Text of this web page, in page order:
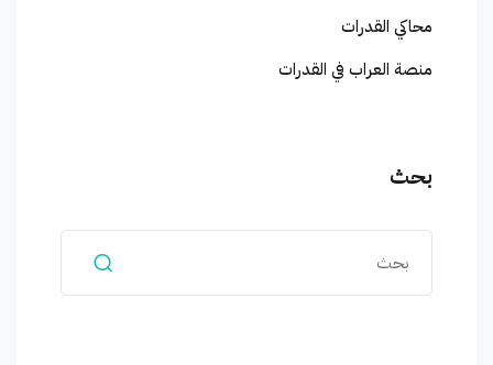
محاكي القدرات
منصة العراب في القدرات
بحث